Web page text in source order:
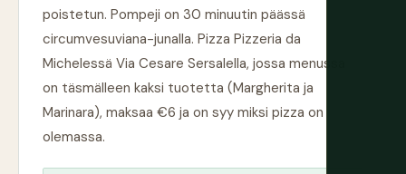
poistetun. Pompeji on 30 minuutin päässä
circumvesuviana-junalla. Pizza Pizzeria da
Michelessä Via Cesare Sersalella, jossa menussa
on täsmälleen kaksi tuotetta (Margherita ja
Marinara), maksaa €6 ja on syy miksi pizza on
olemassa.